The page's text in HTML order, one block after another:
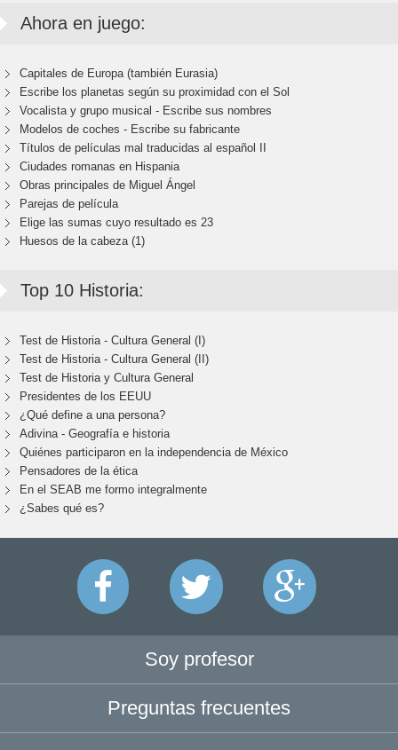
Ahora en juego:
Capitales de Europa (también Eurasia)
Escribe los planetas según su proximidad con el Sol
Vocalista y grupo musical - Escribe sus nombres
Modelos de coches - Escribe su fabricante
Títulos de películas mal traducidas al español II
Ciudades romanas en Hispania
Obras principales de Miguel Ángel
Parejas de película
Elige las sumas cuyo resultado es 23
Huesos de la cabeza (1)
Top 10 Historia:
Test de Historia - Cultura General (I)
Test de Historia - Cultura General (II)
Test de Historia y Cultura General
Presidentes de los EEUU
¿Qué define a una persona?
Adivina - Geografía e historia
Quiénes participaron en la independencia de México
Pensadores de la ética
En el SEAB me formo integralmente
¿Sabes qué es?
Soy profesor
Preguntas frecuentes